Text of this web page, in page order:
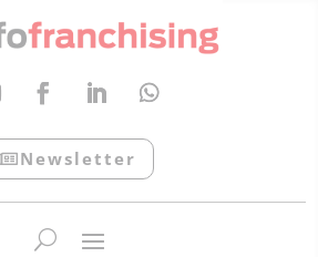
Newsletter